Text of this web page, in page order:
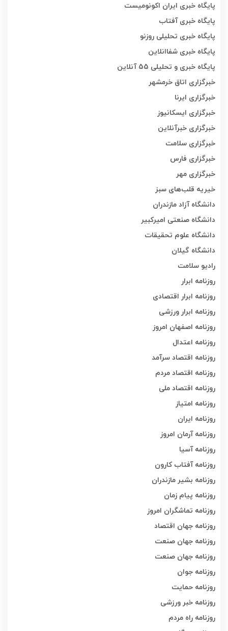
پایگاه خبری ایران اکونومیست
پایگاه خبری آفتاب
پایگاه خبری تحلیلی روزنو
پایگاه خبری شفاانلاین
پایگاه خبری و تحلیلی 55 آنلاین
خبرگزاری اتاق خرمشهر
خبرگزاری ایرنا
خبرگزاری ایسکانیوز
خبرگزاری خبرآنلاین
خبرگزاری سلامت
خبرگزاری فارس
خبرگزاری مهر
خیریه قلب‌های سبز
دانشگاه آزاد مازندران
دانشگاه صنعتی امیرکبیر
دانشگاه علوم تحقیقات
دانشگاه گیلان
رادیو سلامت
روزنامه ابرار
روزنامه ابرار اقتصادی
روزنامه ابرار ورزشی
روزنامه اصفهان امروز
روزنامه اعتدال
روزنامه اقتصاد سرآمد
روزنامه اقتصاد مردم
روزنامه اقتصاد ملی
روزنامه امتیاز
روزنامه ایران
روزنامه آرمان امروز
روزنامه آسیا
روزنامه آفتاب کارون
روزنامه بشیر مازندران
روزنامه پیام زمان
روزنامه تماشگران امروز
روزنامه جهان اقتصاد
روزنامه جهان صنعت
روزنامه جهان صنعت
روزنامه جوان
روزنامه حمایت
روزنامه خبر ورزشی
روزنامه راه مردم